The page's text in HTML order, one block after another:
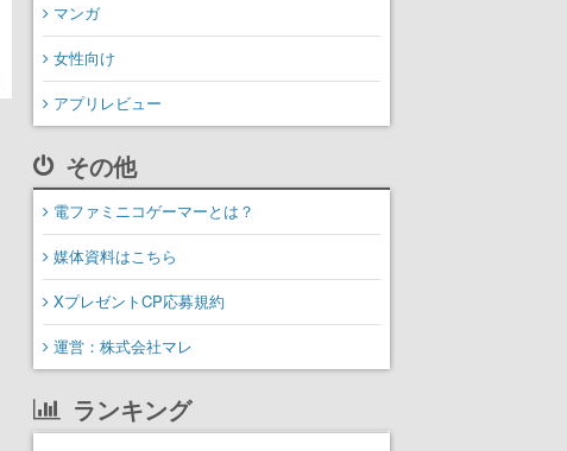
マンガ
女性向け
アプリレビュー
その他
電ファミニコゲーマーとは？
媒体資料はこちら
XプレゼントCP応募規約
運営：株式会社マレ
ランキング